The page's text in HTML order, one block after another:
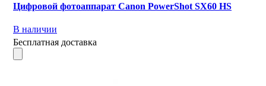
Цифровой фотоаппарат Canon PowerShot SX60 HS
В наличии
Бесплатная доставка